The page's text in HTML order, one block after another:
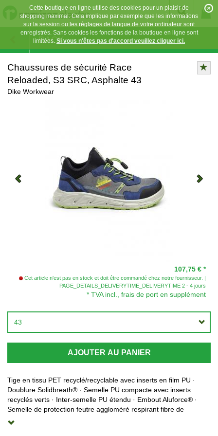
Cette boutique en ligne utilise des cookies pour un plaisir de
shopping maximal. Cela implique par exemple que les informations
sur la session ou les réglages de langue de votre ordinateur sont
enregistrés. Sans cookies les fonctions de la boutique en ligne sont
limitées. Si vous n'êtes pas d'accord veuillez cliquer ici.
BACK
Chaussures de sécurité Race
Reloaded, S3 SRC, Asphalte 43
Dike Workwear
107,75 € *
Cet article n'est pas en stock et doit être commandé chez notre fournisseur.
PAGE_DETAILS_DELIVERYTIME_DELIVERYTIME 2 - 4 jours
* TVA incl., frais de port en supplément
43
AJOUTER AU PANIER
Tige en tissu PET recyclé/recyclable avec inserts en film PU ·
Doublure Solidbreath® · Semelle PU compacte avec inserts
recyclés verts · Inter-semelle PU étendu · Embout Aluforce® ·
Semelle de protection feutre aggloméré respirant fibre de
polyéthylène recyclé Pet · Semelle de properté anatomique